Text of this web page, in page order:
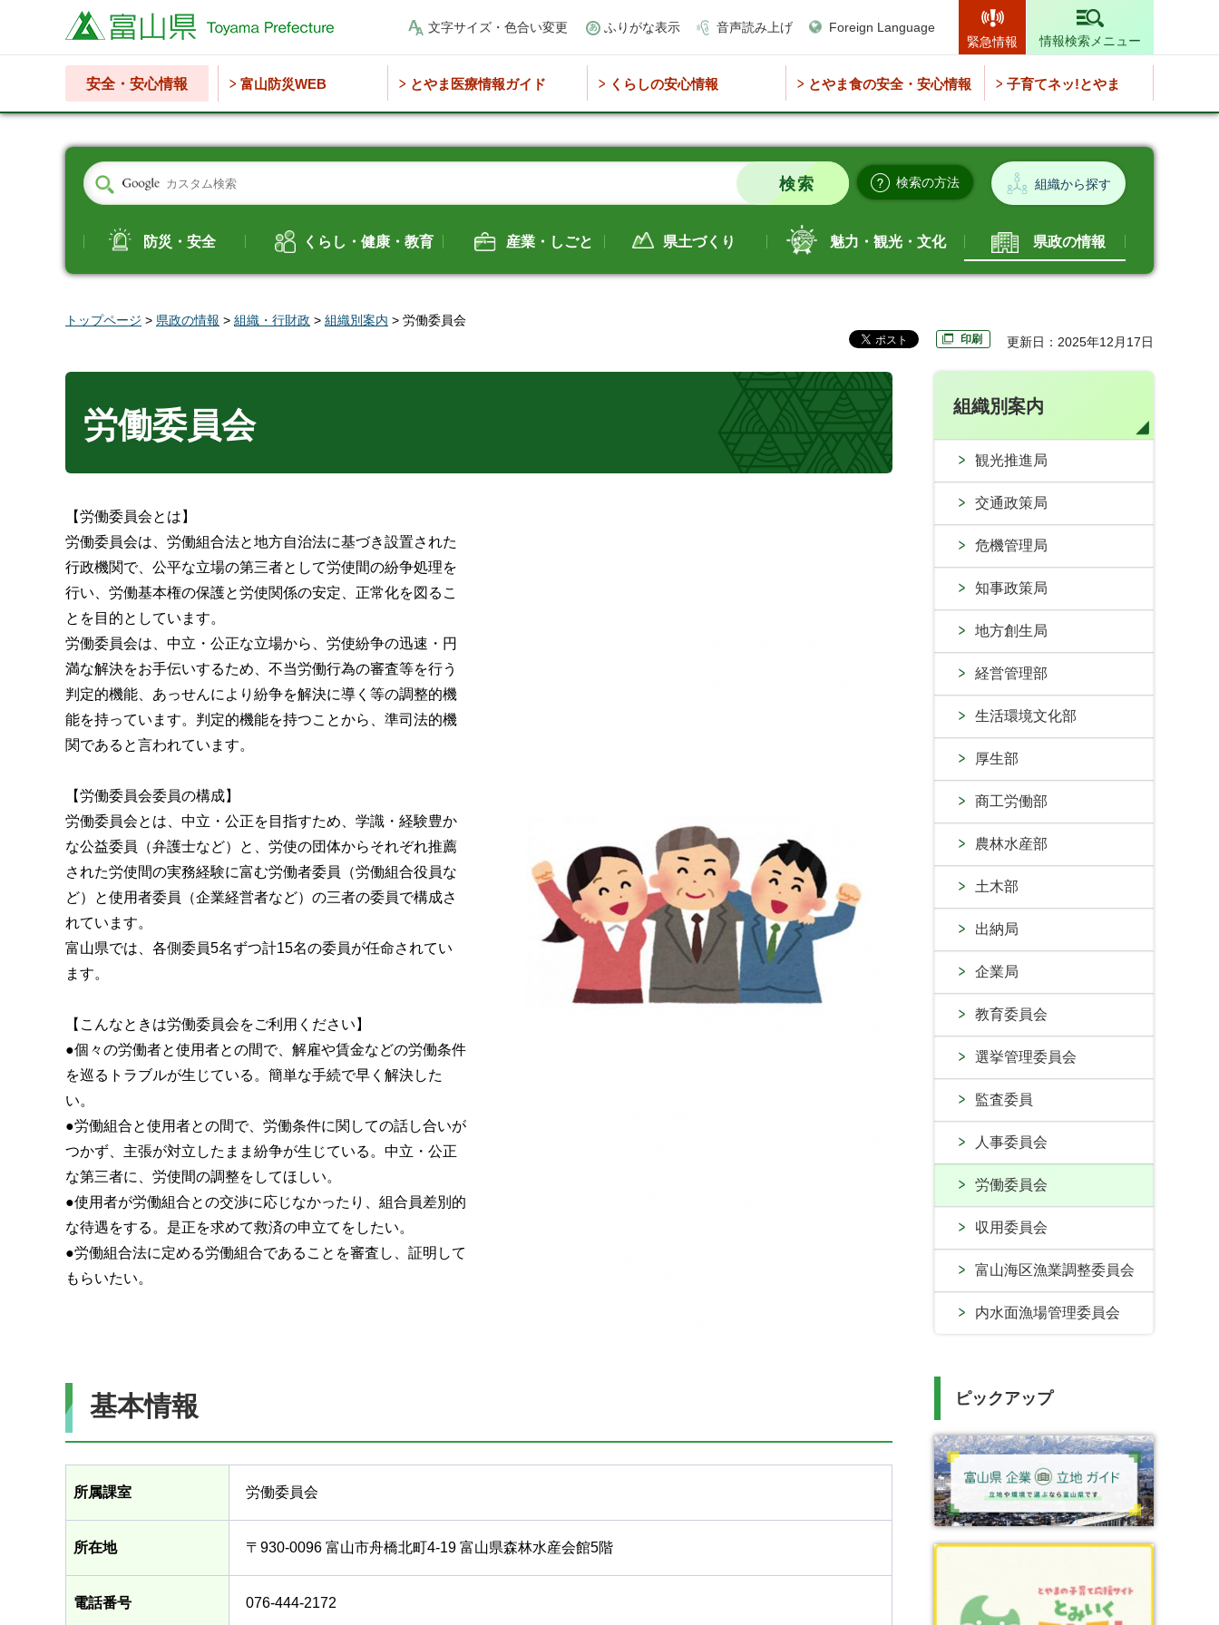
富山県 文字サイズ・色合い変更 ふりがな表示 音声読み上げ
Foreign Language
緊急情報
情報検索メニュー
安全・安心情報 富山防災WEB とやま医療情報ガイド くらしの安心情報 とやま食の安全・安心情報 子育てネッ!とやま
検索の方法 組織から探す
防災・安全 くらし・健康・教育 産業・しごと 県土づくり 魅力・観光・文化 県政の情報
トップページ > 県政の情報 > 組織・行財政 > 組織別案内 > 労働委員会
印刷 更新日：2025年12月17日
労働委員会
【労働委員会とは】
労働委員会は、労働組合法と地方自治法に基づき設置された
行政機関で、公平な立場の第三者として労使間の紛争処理を
行い、労働基本権の保護と労使関係の安定、正常化を図るこ
とを目的としています。
労働委員会は、中立・公正な立場から、労使紛争の迅速・円
満な解決をお手伝いするため、不当労働行為の審査等を行う
判定的機能、あっせんにより紛争を解決に導く等の調整的機
能を持っています。判定的機能を持つことから、準司法的機
関であると言われています。
【労働委員会委員の構成】
労働委員会とは、中立・公正を目指すため、学識・経験豊か
な公益委員（弁護士など）と、労使の団体からそれぞれ推薦
された労使間の実務経験に富む労働者委員（労働組合役員な
ど）と使用者委員（企業経営者など）の三者の委員で構成さ
れています。
富山県では、各側委員5名ずつ計15名の委員が任命されてい
ます。
【こんなときは労働委員会をご利用ください】
●個々の労働者と使用者との間で、解雇や賃金などの労働条件
を巡るトラブルが生じている。簡単な手続で早く解決した
い。
●労働組合と使用者との間で、労働条件に関しての話し合いが
つかず、主張が対立したまま紛争が生じている。中立・公正
な第三者に、労使間の調整をしてほしい。
●使用者が労働組合との交渉に応じなかったり、組合員差別的
な待遇をする。是正を求めて救済の申立てをしたい。
●労働組合法に定める労働組合であることを審査し、証明して
もらいたい。
基本情報
所属課室 労働委員会
所在地 〒930-0096 富山市舟橋北町4-19 富山県森林水産会館5階
電話番号 076-444-2172
組織別案内
観光推進局
交通政策局
危機管理局
知事政策局
地方創生局
経営管理部
生活環境文化部
厚生部
商工労働部
農林水産部
土木部
出納局
企業局
教育委員会
選挙管理委員会
監査委員
人事委員会
労働委員会
収用委員会
富山海区漁業調整委員会
内水面漁場管理委員会
ピックアップ